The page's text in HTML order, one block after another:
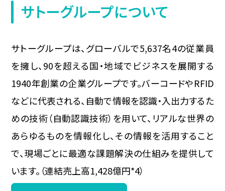
サトーグループについて
サトーグループは、グローバルで5,637名4の従業員
を擁し、90を超える国・地域でビジネスを展開する
1940年創業の企業グループです。バーコードやRFID
などに代表される、自動で情報を認識・入出力するた
めの技術（自動認識技術）を用いて、リアルな世界の
あらゆるものを情報化し、その情報を活用すること
で、現場ごとに最適な課題解決の仕組みを提供して
います。（連結売上高1,428億円*4）